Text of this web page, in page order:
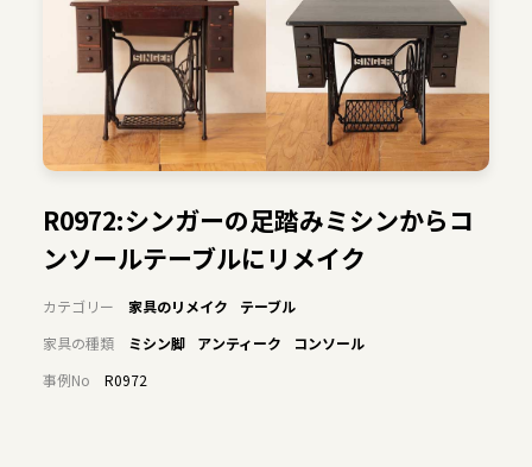
R0972:シンガーの足踏みミシンからコ
ンソールテーブルにリメイク
カテゴリー 家具のリメイク
テーブル
家具の種類
ミシン脚 アンティーク
コンソール
事例No
R0972